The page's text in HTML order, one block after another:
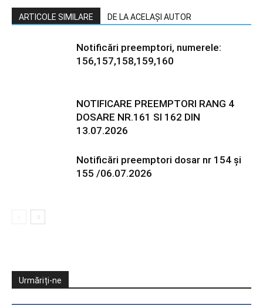
ARTICOLE SIMILARE DE LA ACELAȘI AUTOR
Notificări preemptori, numerele:
156,157,158,159,160
NOTIFICARE PREEMPTORI RANG 4
DOSARE NR.161 SI 162 DIN
13.07.2026
Notificări preemptori dosar nr 154 și
155 /06.07.2026
Urmăriți-ne